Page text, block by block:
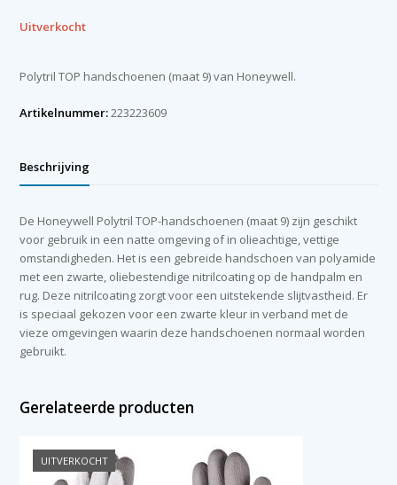
Uitverkocht
Polytril TOP handschoenen (maat 9) van Honeywell.
Artikelnummer:223223609
Beschrijving
De Honeywell Polytril TOP-handschoenen (maat 9) zijn geschikt
voor gebruik in een natte omgeving of in olieachtige, vettige
omstandigheden. Het is een gebreide handschoen van polyamide
met een zwarte, oliebestendige nitrilcoating op de handpalm en
rug. Deze nitrilcoating zorgt voor een uitstekende slijtvastheid. Er
is speciaal gekozen voor een zwarte kleur in verband met de
vieze omgevingen waarin deze handschoenen normaal worden
gebruikt.
Gerelateerde producten
UITVERKOCHT